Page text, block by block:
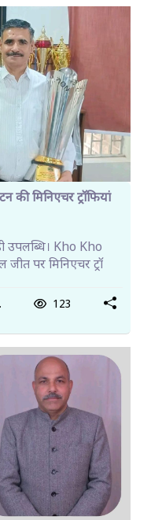
मिनिएचर ट्रॉफियां
Kho Kho
पर मिनिएचर ट्रॉ
123